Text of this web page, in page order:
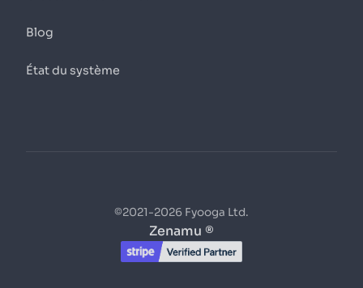
Blog
État du système
©2021-2026 Fyooga Ltd.
Zenamu ®